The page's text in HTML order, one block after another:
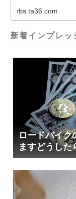
rbs.ta36.com
新着インプレッ
ロードバイク
ますどうした
円は安い」の